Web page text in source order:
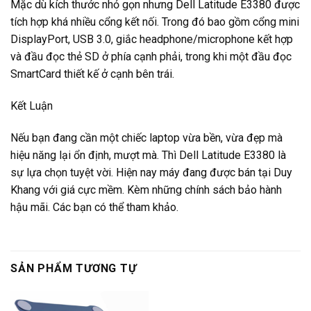
Mặc dù kích thước nhỏ gọn nhưng Dell Latitude E3380 được
tích hợp khá nhiều cổng kết nối. Trong đó bao gồm cổng mini
DisplayPort, USB 3.0, giắc headphone/microphone kết hợp
và đầu đọc thẻ SD ở phía cạnh phải, trong khi một đầu đọc
SmartCard thiết kế ở cạnh bên trái.
Kết Luận
Nếu bạn đang cần một chiếc laptop vừa bền, vừa đẹp mà
hiệu năng lại ổn định, mượt mà. Thì Dell Latitude E3380 là
sự lựa chọn tuyệt vời. Hiện nay máy đang được bán tại Duy
Khang với giá cực mềm. Kèm những chính sách bảo hành
hậu mãi. Các bạn có thể tham khảo.
SẢN PHẨM TƯƠNG TỰ